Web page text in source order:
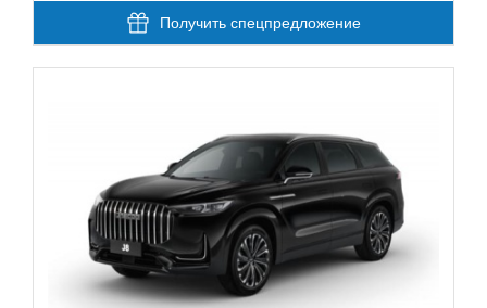
Получить спецпредложение